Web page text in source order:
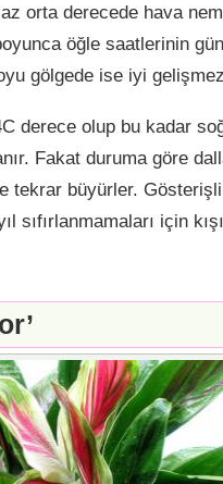
orta derecede hava
öğle saatlerinin
gölgede ise iyi
derece olup bu kadar
Fakat duruma göre
büyürler.
sıfırlanmamaları için